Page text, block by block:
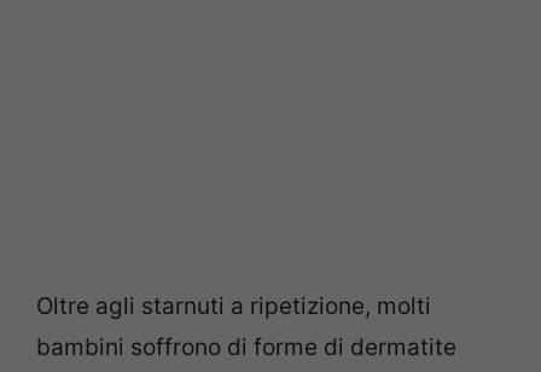
Oltre agli starnuti a ripetizione, molti
bambini soffrono di forme di dermatite